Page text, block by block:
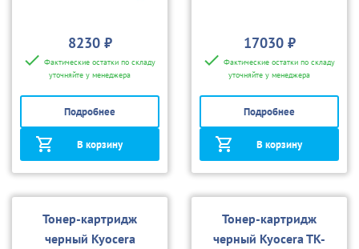
8230 ₽
Фактические остатки по складу
уточняйте у менеджера
Подробнее
В корзину
17030 ₽
Фактические остатки по складу
уточняйте у менеджера
Подробнее
В корзину
Тонер-картридж
черный Kyocera
Тонер-картридж
черный Kyocera TK-